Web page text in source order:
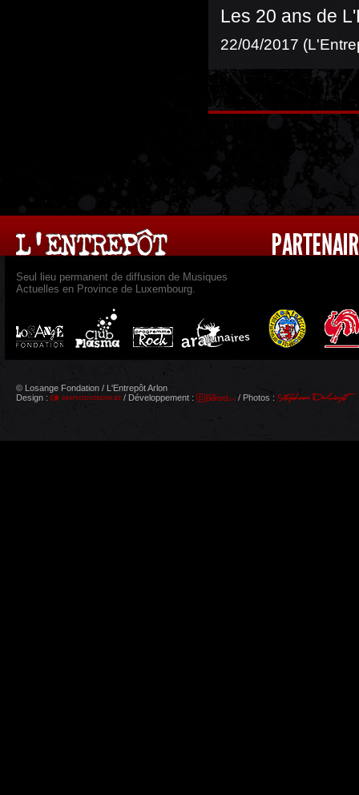
Les 20 ans de
22/04/2017
Seul lieu permanent de diffusion de Musiques
Actuelles en Province de Luxembourg.
© Losange Fondation / L'Entrepôt Arlon
Design :
/ Développement : / Photos :